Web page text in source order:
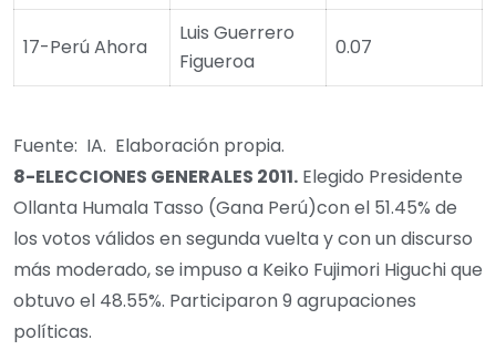
17-Perú Ahora
Luis Guerrero
Figueroa
0.07
Fuente: IA. Elaboración propia.
8-ELECCIONES GENERALES 2011. Elegido Presidente
Ollanta Humala Tasso (Gana Perú)con el 51.45% de
los votos válidos en segunda vuelta y con un discurso
más moderado, se impuso a Keiko Fujimori Higuchi que
obtuvo el 48.55%. Participaron 9 agrupaciones
políticas.